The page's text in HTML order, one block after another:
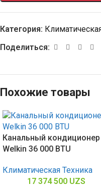
Категория:
Поделиться:
Похожие товары
Канальный кондиционер
Welkin 36 000 BTU
Климатическая Техника
17 374 500 UZS